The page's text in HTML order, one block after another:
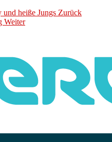
heiße Jungs Zurück
Weiter